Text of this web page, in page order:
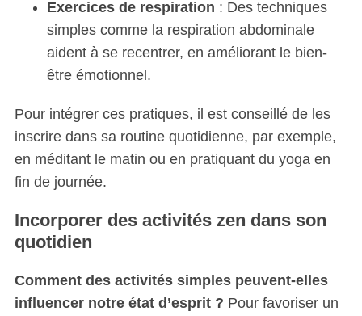
Exercices de respiration : Des techniques
simples comme la respiration abdominale
aident à se recentrer, en améliorant le bien-
être émotionnel.
Pour intégrer ces pratiques, il est conseillé de les
inscrire dans sa routine quotidienne, par exemple,
en méditant le matin ou en pratiquant du yoga en
fin de journée.
Incorporer des activités zen dans son
quotidien
Comment des activités simples peuvent-elles
influencer notre état d’esprit ? Pour favoriser un